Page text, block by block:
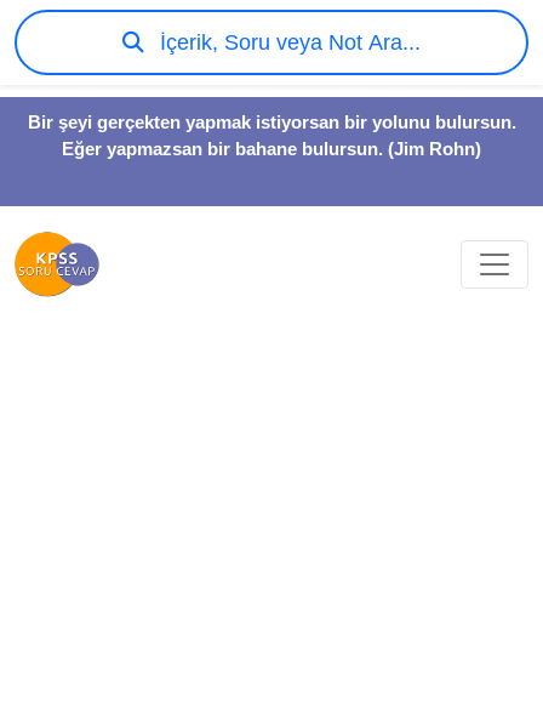
Bir şeyi gerçekten yapmak istiyorsan bir yolunu bulursun.
Eğer yapmazsan bir bahane bulursun. (Jim Rohn)
İçerik, Soru veya Not Ara...